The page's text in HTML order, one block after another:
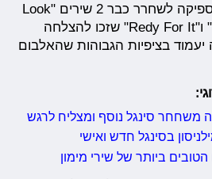
אלבום חדש, מאז היא הספיקה לשחרר כבר 2 שירים "Look
What You Made Me Do" ו"Redy For It" שזכו להצלחה
בציפיות הגבוהות שהאלבום
משחחר סינגל נוסף ומצליח לרגש
בסינגל חדש ואישי